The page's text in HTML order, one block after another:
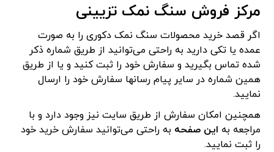
مرکز فروش سنگ نمک تزیینی
اگر قصد خرید محصولات سنگ نمک دکوری را به صورت
عمده یا تکی دارید به راحتی می‌توانید از طریق شماره ذکر
شده تماس بگیرید و سفارش خود را ثبت کنید و یا از طریق
همین شماره در سایر پیام رسانها سفارش خود را ارسال
نمایید.
همچنین امکان سفارش از طریق سایت نیز وجود دارد و با
مراجعه به این صفحه به راحتی می‌توانید سفارش خرید خود
را ثبت نمایید.